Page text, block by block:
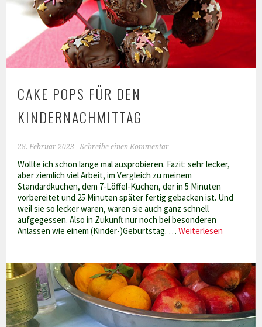
CAKE POPS FÜR DEN
KINDERNACHMITTAG
28. Februar 2023 Schreibe einen Kommentar
Wollte ich schon lange mal ausprobieren. Fazit: sehr lecker,
aber ziemlich viel Arbeit, im Vergleich zu meinem
Standardkuchen, dem 7-Löffel-Kuchen, der in 5 Minuten
vorbereitet und 25 Minuten später fertig gebacken ist. Und
weil sie so lecker waren, waren sie auch ganz schnell
aufgegessen. Also in Zukunft nur noch bei besonderen
Anlässen wie einem (Kinder-)Geburtstag. …Weiterlesen
den